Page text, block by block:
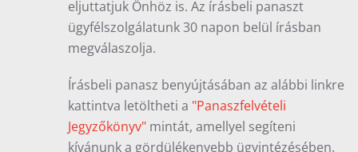
eljuttatjuk Önhöz is. Az írásbeli panaszt
ügyfélszolgálatunk 30 napon belül írásban
megválaszolja.
Írásbeli panasz benyújtásában az alábbi linkre
kattintva letöltheti a "Panaszfelvételi
Jegyzőkönyv" mintát, amellyel segíteni
kívánunk a gördülékenyebb ügyintézésében.